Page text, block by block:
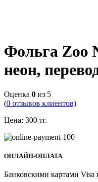
Фольга Zoo
неон,
Оценка 0 из 5
(0 отзывов клиентов)
Цена: 300 тг.
ОНЛАЙН-ОПЛАТА
Банковскими картами Visa